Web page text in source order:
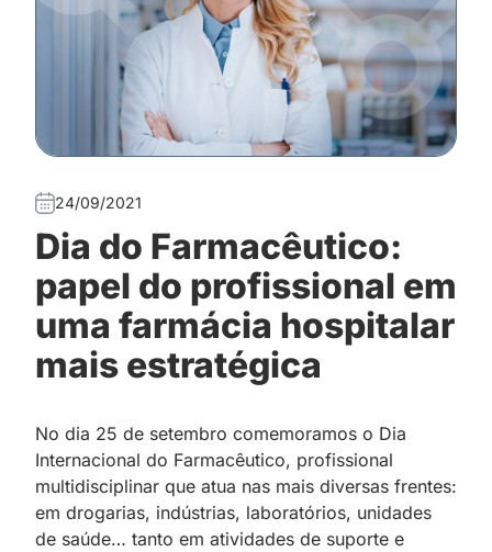
24/09/2021
Dia do Farmacêutico:
papel do profissional em
uma farmácia hospitalar
mais estratégica
No dia 25 de setembro comemoramos o Dia
Internacional do Farmacêutico, profissional
multidisciplinar que atua nas mais diversas frentes:
em drogarias, indústrias, laboratórios, unidades
de saúde… tanto em atividades de suporte e